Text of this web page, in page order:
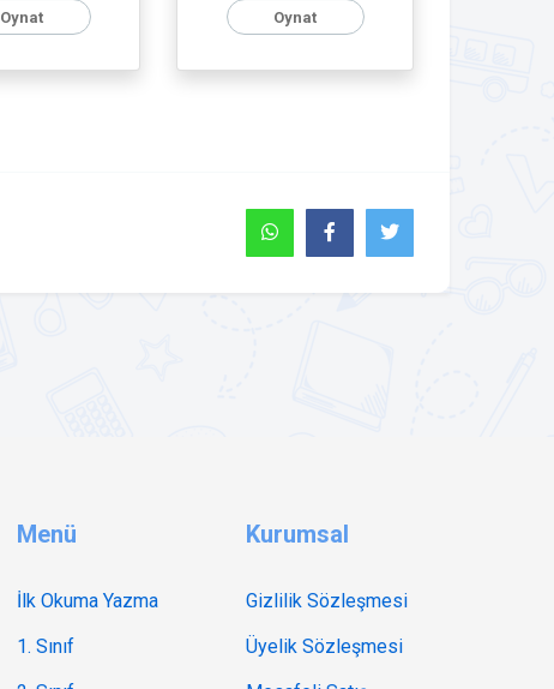
Oynat Oynat
Menü
İlk Okuma Yazma
1. Sınıf
Kurumsal
Gizlilik Sözleşmesi
Üyelik Sözleşmesi